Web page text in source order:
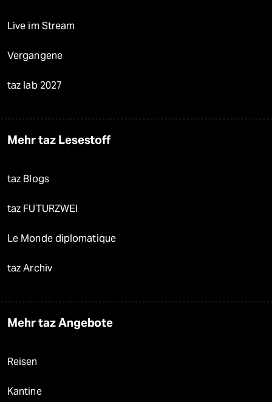
Live im Stream
Vergangene
taz lab 2027
Mehr taz Lesestoff
taz Blogs
taz FUTURZWEI
Le Monde diplomatique
taz Archiv
Mehr taz Angebote
Reisen
Kantine